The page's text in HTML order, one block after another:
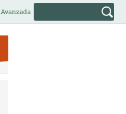
Avanzada